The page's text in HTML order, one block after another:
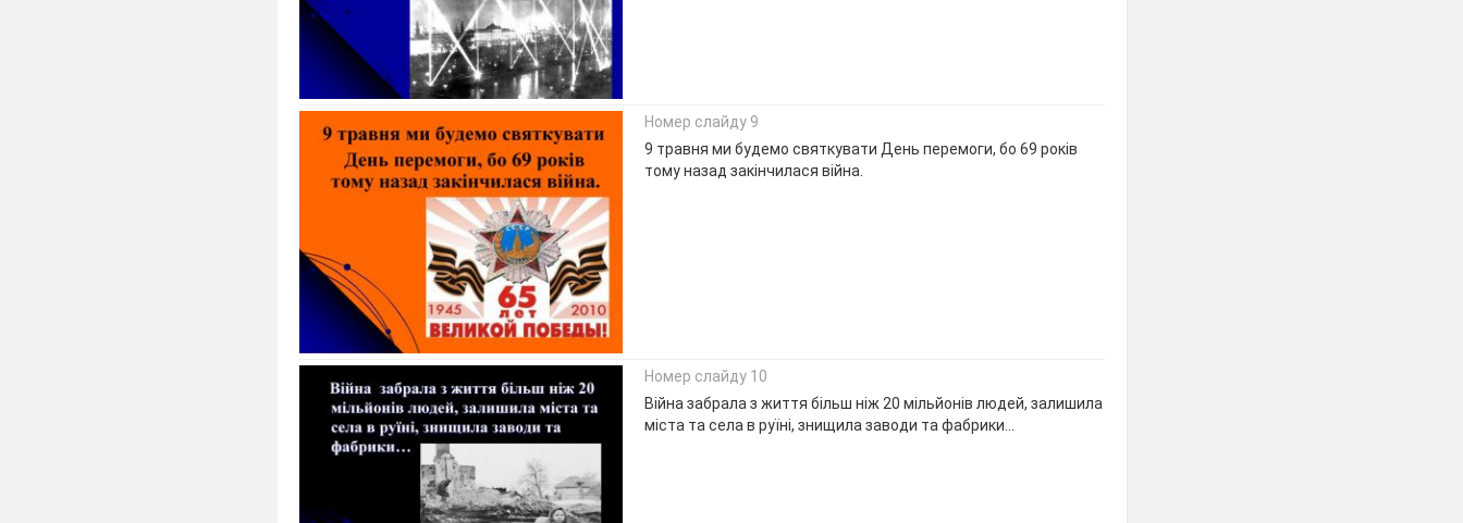
Номер слайду 9
9 травня ми будемо святкувати День перемоги, бо 69 років
тому назад закінчилася війна.
Номер слайду 10
Війна забрала з життя більш ніж 20 мільйонів людей, залишила
міста та села в руїні, знищила заводи та фабрики…